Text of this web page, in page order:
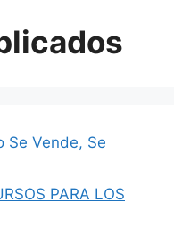
Se Vende, Se
PARA LOS